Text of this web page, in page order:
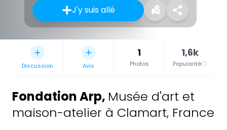
J'y suis allé
Discussion Avis
1
Photos
1,6k
Popularité
Fondation Arp, Musée d'art et
maison-atelier à Clamart, France